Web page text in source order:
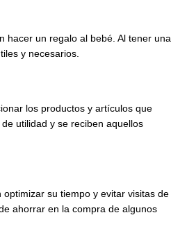
hacer un regalo al bebé. Al tener una
y necesarios.
los productos y artículos que
utilidad y se reciben aquellos
su tiempo y evitar visitas de
ahorrar en la compra de algunos